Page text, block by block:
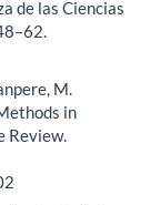
de las Ciencias
M.
in
Review.